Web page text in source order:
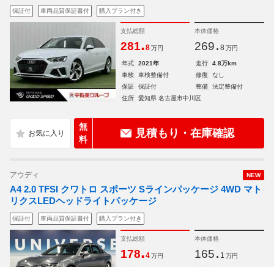
保証付 車両品質保証書付 購入プラン付き
支払総額
281.8 万円
本体価格
269. 8 万円
年式 2021年 走行
4.8万km
車検
車検整備付 修復
なし
保証
保証付 整備
法定整備付
住所
愛知県 名古屋市中川区
無
料
見積もり・在庫確認
NEW
アウディ
A4 2.0 TFSI クワトロ スポーツ Sラインパッケージ 4WD マト
リクスLEDヘッドライトパッケージ
保証付 車両品質保証書付 購入プラン付き
支払総額
178.4 万円
本体価格
165. 1 万円